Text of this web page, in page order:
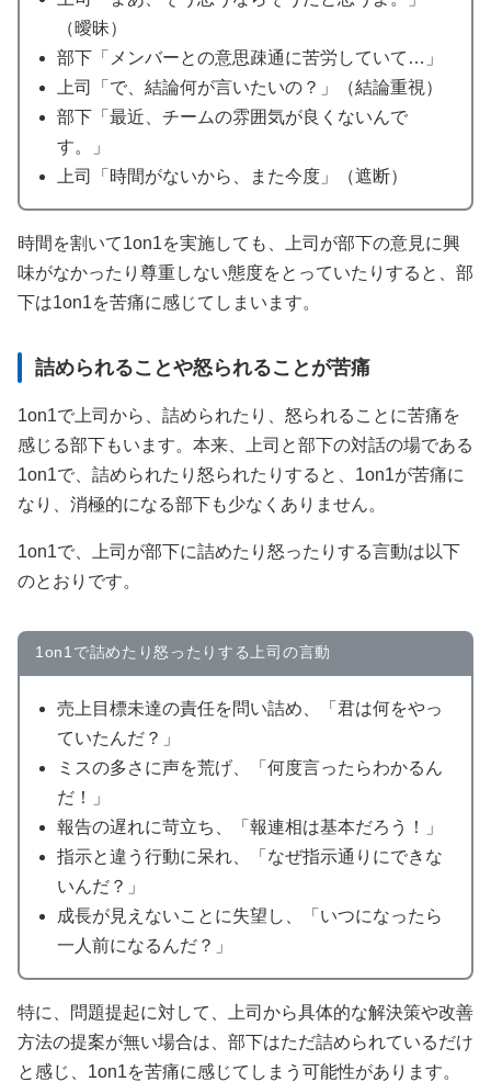
（曖昧）
部下「メンバーとの意思疎通に苦労していて…」
上司「で、結論何が言いたいの？」（結論重視）
部下「最近、チームの雰囲気が良くないんで
す。」
上司「時間がないから、また今度」（遮断）
時間を割いて1on1を実施しても、上司が部下の意見に興
味がなかったり尊重しない態度をとっていたりすると、部
下は1on1を苦痛に感じてしまいます。
詰められることや怒られることが苦痛
1on1で上司から、詰められたり、怒られることに苦痛を
感じる部下もいます。本来、上司と部下の対話の場である
1on1で、詰められたり怒られたりすると、1on1が苦痛に
なり、消極的になる部下も少なくありません。
1on1で、上司が部下に詰めたり怒ったりする言動は以下
のとおりです。
1on1で詰めたり怒ったりする上司の言動
売上目標未達の責任を問い詰め、「君は何をやっ
ていたんだ？」
ミスの多さに声を荒げ、「何度言ったらわかるん
だ！」
報告の遅れに苛立ち、「報連相は基本だろう！」
指示と違う行動に呆れ、「なぜ指示通りにできな
いんだ？」
成長が見えないことに失望し、「いつになったら
一人前になるんだ？」
特に、問題提起に対して、上司から具体的な解決策や改善
方法の提案が無い場合は、部下はただ詰められているだけ
と感じ、1on1を苦痛に感じてしまう可能性があります。